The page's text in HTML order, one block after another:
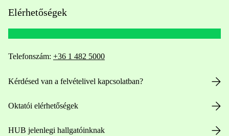
Elérhetőségek
Telefonszám: +36 1 482 5000
Kérdésed van a felvételivel kapcsolatban?
Oktatói elérhetőségek
HUB jelenlegi hallgatóinknak